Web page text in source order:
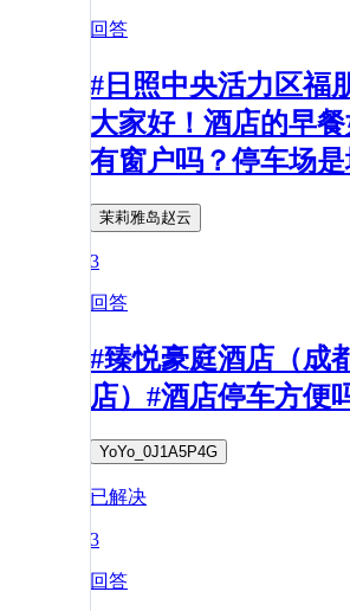
回答
#日照中央活力区福
大家好！酒店的早
有窗户吗？停车场
茉莉雅岛赵云
3
回答
#臻悦豪庭酒店（成
店）#酒店停车方便
YoYo_0J1A5P4G
已解决
3
回答